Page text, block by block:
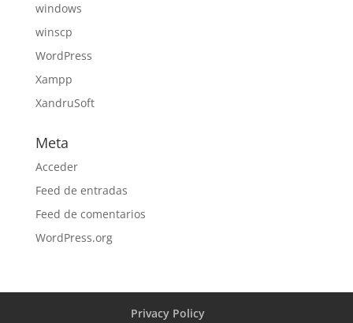
windows
winscp
WordPress
Xampp
XandruSoft
Meta
Acceder
Feed de entradas
Feed de comentarios
WordPress.org
Privacy Policy